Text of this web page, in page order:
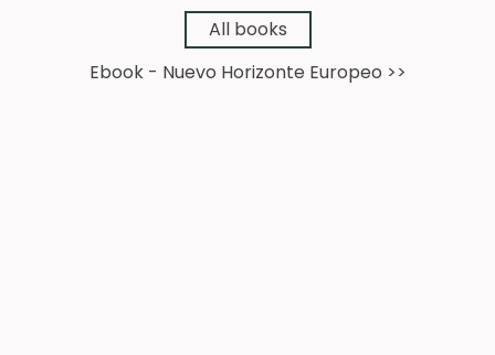
All books
Ebook - Nuevo Horizonte Europeo >>